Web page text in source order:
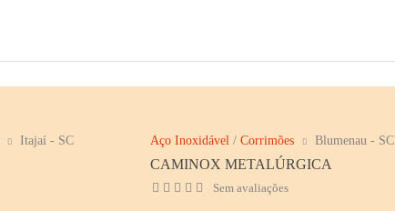
Itajaí - SC Aço Inoxidável /Corrimões Blumenau - SC
CAMINOX METALÚRGICA
Sem avaliações